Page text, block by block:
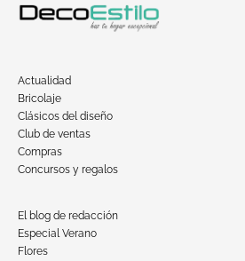
Actualidad
Bricolaje
Clásicos del diseño
Club de ventas
Compras
Concursos y regalos
El blog de redacción
Especial Verano
Flores